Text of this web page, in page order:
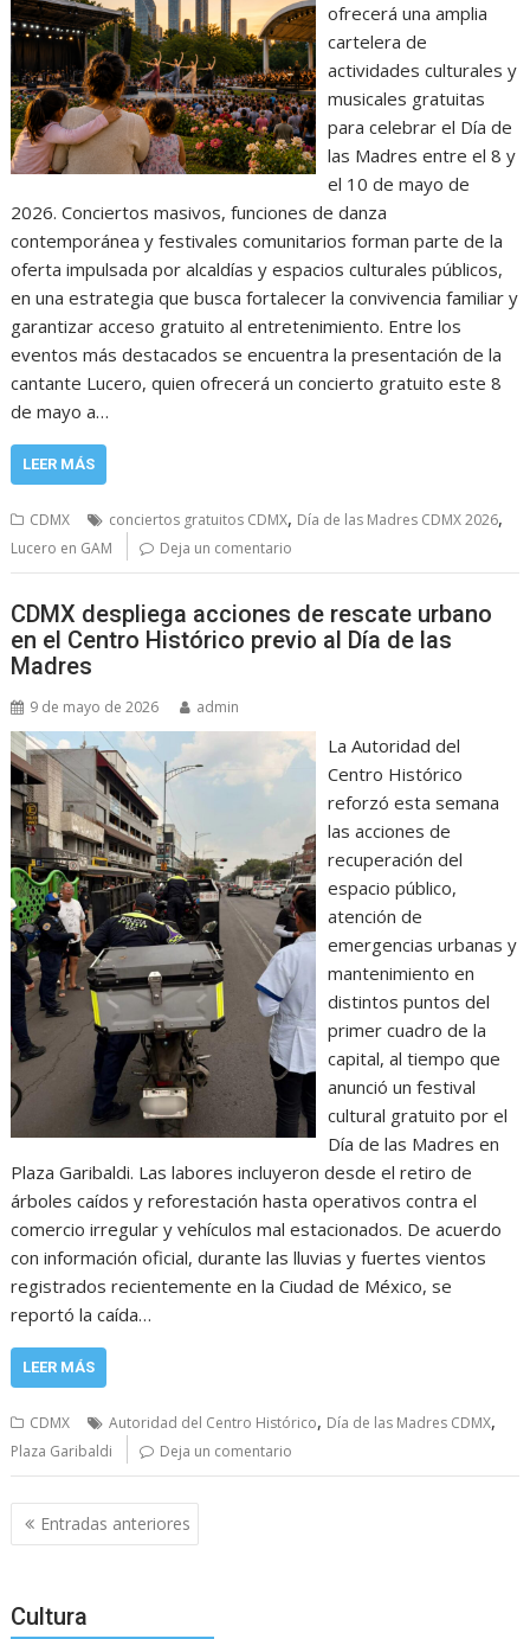
ofrecerá una amplia
cartelera de
actividades culturales y
musicales gratuitas
para celebrar el Día de
las Madres entre el 8 y
el 10 de mayo de
2026. Conciertos masivos, funciones de danza
contemporánea y festivales comunitarios forman parte de la
oferta impulsada por alcaldías y espacios culturales públicos,
en una estrategia que busca fortalecer la convivencia familiar y
garantizar acceso gratuito al entretenimiento. Entre los
eventos más destacados se encuentra la presentación de la
cantante Lucero, quien ofrecerá un concierto gratuito este 8
de mayo a…
LEER MÁS
CDMX conciertos gratuitos CDMX, Día de las Madres CDMX 2026,
Lucero en GAM Deja un comentario
CDMX despliega acciones de rescate urbano
en el Centro Histórico previo al Día de las
Madres
9 de mayo de 2026 admin
La Autoridad del
Centro Histórico
reforzó esta semana
las acciones de
recuperación del
espacio público,
atención de
emergencias urbanas y
mantenimiento en
distintos puntos del
primer cuadro de la
capital, al tiempo que
anunció un festival
cultural gratuito por el
Día de las Madres en
Plaza Garibaldi. Las labores incluyeron desde el retiro de
árboles caídos y reforestación hasta operativos contra el
comercio irregular y vehículos mal estacionados. De acuerdo
con información oficial, durante las lluvias y fuertes vientos
registrados recientemente en la Ciudad de México, se
reportó la caída…
LEER MÁS
CDMX Autoridad del Centro Histórico, Día de las Madres CDMX,
Plaza Garibaldi Deja un comentario
Navegación
de
Entradas anteriores
Cultura